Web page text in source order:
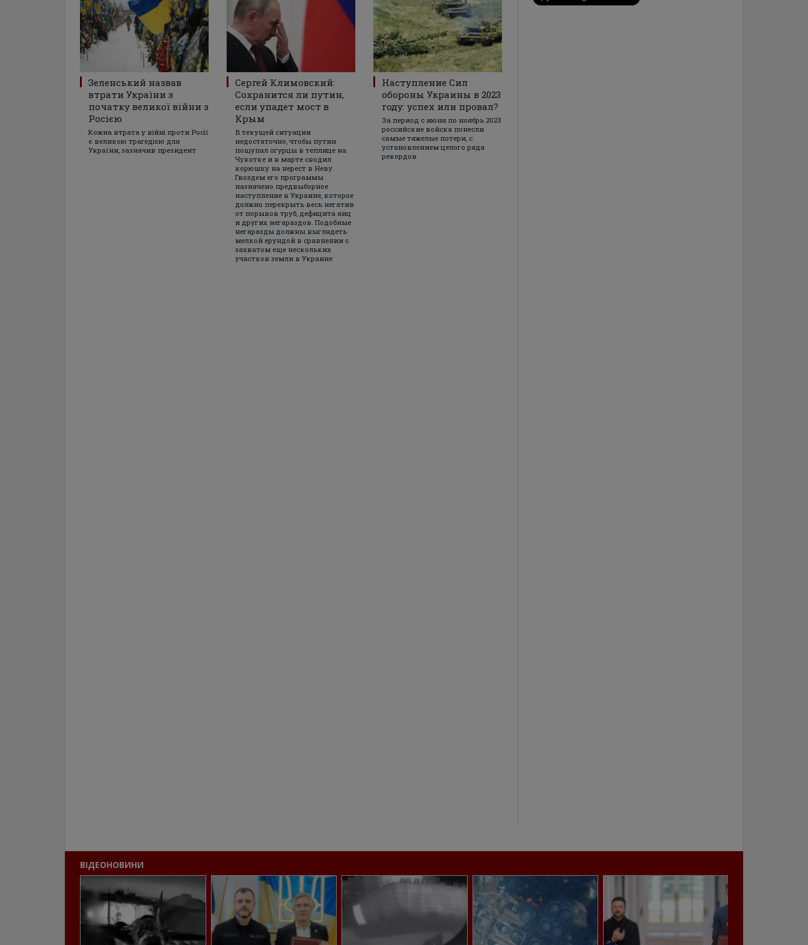
Зеленський назвав
втрати України з
початку великої війни з
Росією
Кожна втрата у війні проти Росії
є великою трагедією для
України, зазначив президент
Сергей Климовский:
Сохранится ли путин,
если упадет мост в
Крым
В текущей ситуации
недостаточно, чтобы путин
пощупал огурцы в теплице на
Чукотке и в марте сводил
корюшку на нерест в Неву.
Гвоздем его программы
назначено предвыборное
наступление в Украине, которое
должно перекрыть весь негатив
от порывов труб, дефицита яиц
и других негараздов. Подобные
негаразды должны выглядеть
мелкой ерундой в сравнении с
захватом еще нескольких
участков земли в Украине
Наступление Сил
обороны Украины в 2023
году: успех или провал?
За период с июня по ноябрь 2023
российские войска понесли
самые тяжелые потери, с
установлением целого ряда
рекордов
ВІДЕОНОВИНИ